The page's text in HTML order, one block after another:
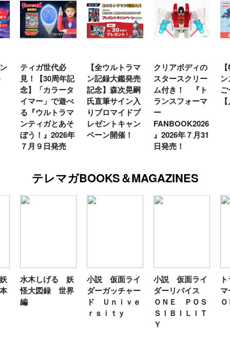
ティガ世代必
見！【30周年記
念】「カラータ
イマー」で遊べ
る『ウルトラマ
ンティガとあそ
ぼう！』2026年
７月９日発売
【全ウルトラマ
ン記録大鑑発売
記念】森次晃嗣
氏直筆サイン入
りブロマイドプ
レゼントキャン
ペーン開催！
クリアボディの
スタースクリー
ム付き！ 『ト
ランスフォーマ
ー
FANBOOK2026
』2026年７月31
日発売！
テレマガBOOKS＆MAGAZINES
水木しげる 妖
怪大図録 世界
編
小説 仮面ライ
ダーガッチャー
ド Ｕｎｉｖｅ
ｒｓｉｔｙ
小説 仮面ライ
ダーリバイス
ＯＮＥ ＰＯＳ
ＳＩＢＩＬＩＴ
Ｙ